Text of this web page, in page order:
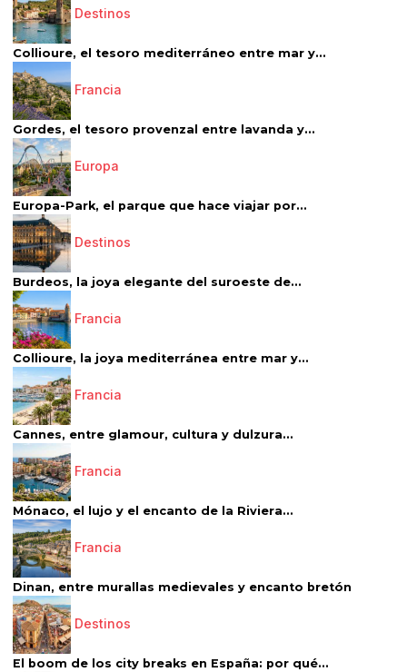
Destinos
Collioure, el tesoro mediterráneo entre mar y...
Francia
Gordes, el tesoro provenzal entre lavanda y...
Europa
Europa-Park, el parque que hace viajar por...
Destinos
Burdeos, la joya elegante del suroeste de...
Francia
Collioure, la joya mediterránea entre mar y...
Francia
Cannes, entre glamour, cultura y dulzura...
Francia
Mónaco, el lujo y el encanto de la Riviera...
Francia
Dinan, entre murallas medievales y encanto bretón
Destinos
El boom de los city breaks en España: por qué...